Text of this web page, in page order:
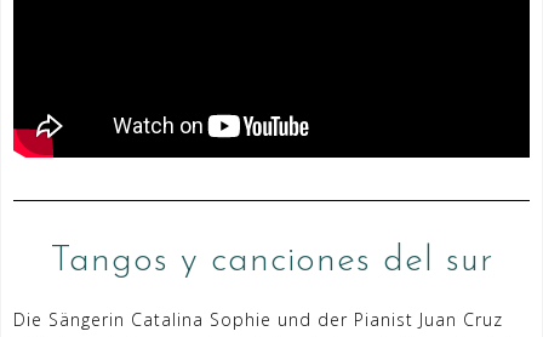
Tangos y canciones del sur
Die Sängerin Catalina Sophie und der Pianist Juan Cruz